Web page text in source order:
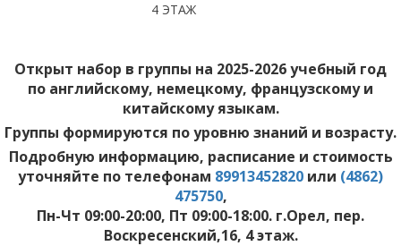
4 ЭТАЖ
Открыт набор в группы на 2025-2026 учебный год
по английскому, немецкому, французскому и
китайскому языкам.
Группы формируются по уровню знаний и возрасту.
Подробную информацию, расписание и стоимость
уточняйте по телефонам 89913452820 или (4862)
475750,
Пн-Чт 09:00-20:00, Пт 09:00-18:00. г.Орел, пер.
Воскресенский,16, 4 этаж.